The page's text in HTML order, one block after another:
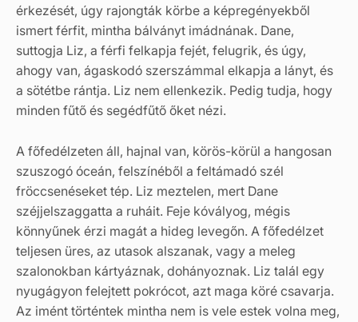
érkezését, úgy rajongták körbe a képregényekből
ismert férfit, mintha bálványt imádnának. Dane,
suttogja Liz, a férfi felkapja fejét, felugrik, és úgy,
ahogy van, ágaskodó szerszámmal elkapja a lányt, és
a sötétbe rántja. Liz nem ellenkezik. Pedig tudja, hogy
minden fűtő és segédfűtő őket nézi.
A főfedélzeten áll, hajnal van, körös-körül a hangosan
szuszogó óceán, felszínéből a feltámadó szél
fröccsenéseket tép. Liz meztelen, mert Dane
széjjelszaggatta a ruháit. Feje kóvályog, mégis
könnyűnek érzi magát a hideg levegőn. A főfedélzet
teljesen üres, az utasok alszanak, vagy a meleg
szalonokban kártyáznak, dohányoznak. Liz talál egy
nyugágyon felejtett pokrócot, azt maga köré csavarja.
Az imént történtek mintha nem is vele estek volna meg,